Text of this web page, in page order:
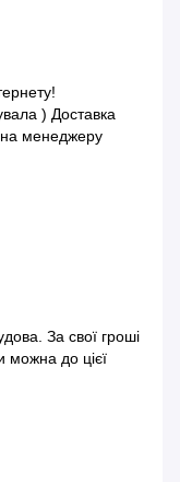
) Доставка
менеджеру
За свої гроші
можна до цієї